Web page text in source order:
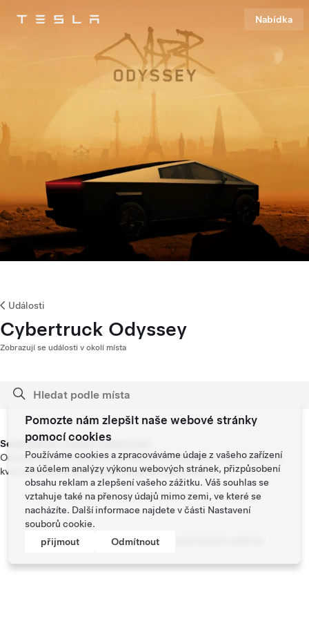
Tesla Nabídka
Události
Cybertruck Odyssey
Zobrazují se události v okolí místa
Seznamte se s vozem Cybertruck
Odysea napříč Evropou s více než 100 zastávkami na prohlídky od
května do července. Najděte nejbližší pobočku.
V okolí se nenacházejí žádné nadcházející události
Pomozte nám zlepšit naše webové stránky
pomocí cookies
Používáme cookies a zpracováváme údaje z vašeho zařízení
za účelem analýzy výkonu webových stránek, přizpůsobení
obsahu reklam a zlepšení vašeho zážitku. Váš souhlas se
vztahuje také na přenosy údajů mimo zemi, ve které se
nacházíte. Další informace najdete v části Nastavení
souborů cookie.
přijmout
Odmítnout